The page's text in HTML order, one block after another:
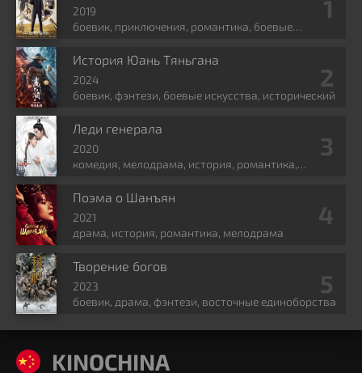
2019
боевик, приключения, романтика, боевые
История Юань Тяньгана
2024
боевик, фэнтези, боевые искусства, исторический
Леди генерала
2020
комедия, мелодрама, история, романтика,
Поэма о Шанъян
2021
драма, история, романтика, мелодрама
Творение богов
2023
боевик, драма, фэнтези, восточные единоборства
KINOCHINA